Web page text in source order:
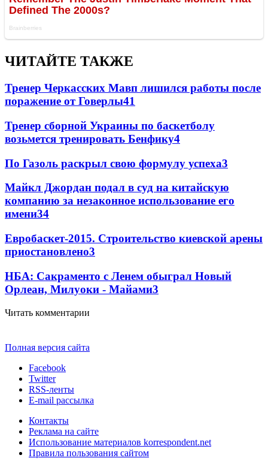
ЧИТАЙТЕ ТАКЖЕ
Тренер Черкасских Мавп лишился работы после
поражение от Говерлы41
Тренер сборной Украины по баскетболу
возьмется тренировать Бенфику4
По Газоль раскрыл свою формулу успеха3
Майкл Джордан подал в суд на китайскую
компанию за незаконное использование его
имени34
Евробаскет-2015. Строительство киевской арены
приостановлено3
НБА: Сакраменто с Ленем обыграл Новый
Орлеан, Милуоки - Майами3
Читать комментарии
Полная версия сайта
Facebook
Twitter
RSS-ленты
E-mail рассылка
Контакты
Реклама на сайте
Использование материалов korrespondent.net
Правила пользования сайтом